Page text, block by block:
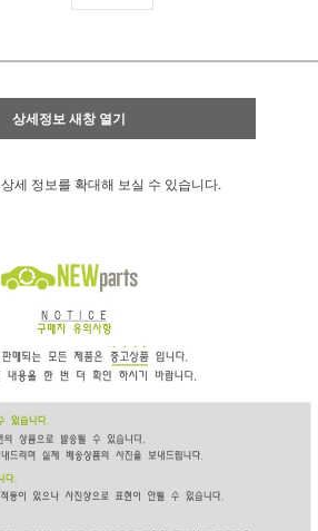
상세정보 새창 열기
상세 정보를 확대해 보실 수 있습니다.